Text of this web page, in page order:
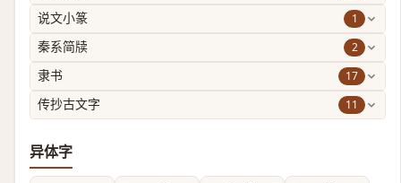
说文小篆 1
秦系简牍 2
隶书 17
传抄古文字 11
异体字